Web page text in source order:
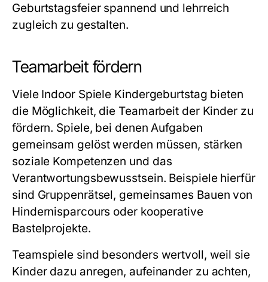
Geburtstagsfeier spannend und lehrreich
zugleich zu gestalten.
Teamarbeit fördern
Viele Indoor Spiele Kindergeburtstag bieten
die Möglichkeit, die Teamarbeit der Kinder zu
fördern. Spiele, bei denen Aufgaben
gemeinsam gelöst werden müssen, stärken
soziale Kompetenzen und das
Verantwortungsbewusstsein. Beispiele hierfür
sind Gruppenrätsel, gemeinsames Bauen von
Hindernisparcours oder kooperative
Bastelprojekte.
Teamspiele sind besonders wertvoll, weil sie
Kinder dazu anregen, aufeinander zu achten,